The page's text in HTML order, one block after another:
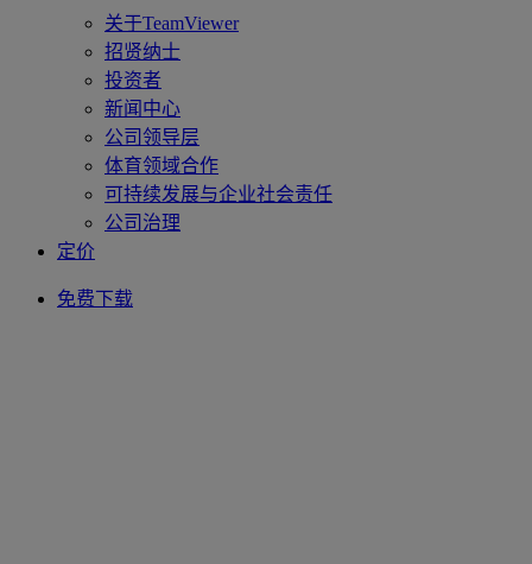
关于TeamViewer
招贤纳士
投资者
新闻中心
公司领导层
体育领域合作
可持续发展与企业社会责任
公司治理
定价
免费下载